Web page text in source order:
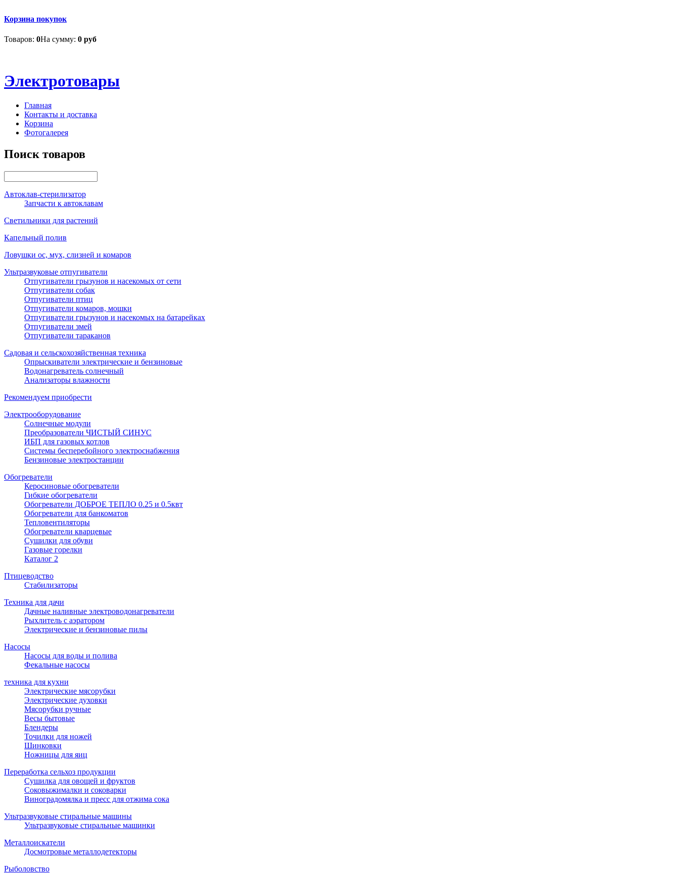
Корзина покупок
Товаров: 0На сумму: 0 руб
Электротовары
Главная
Контакты и доставка
Корзина
Фотогалерея
Поиск товаров
Автоклав-стерилизатор
Запчасти к автоклавам
Светильники для растений
Капельный полив
Ловушки ос, мух, слизней и комаров
Ультразвуковые отпугиватели
Отпугиватели грызунов и насекомых от сети
Отпугиватели собак
Отпугиватели птиц
Отпугиватели комаров, мошки
Отпугиватели грызунов и насекомых на батарейках
Отпугиватели змей
Отпугиватели тараканов
Садовая и сельскохозяйственная техника
Опрыскиватели электрические и бензиновые
Водонагреватель солнечный
Анализаторы влажности
Рекомендуем приобрести
Электрооборудование
Солнечные модули
Преобразователи ЧИСТЫЙ СИНУС
ИБП для газовых котлов
Системы бесперебойного электроснабжения
Бензиновые электростанции
Обогреватели
Керосиновые обогреватели
Гибкие обогреватели
Обогреватели ДОБРОЕ ТЕПЛО 0.25 и 0.5квт
Обогреватели для банкоматов
Тепловентиляторы
Обогреватели кварцевые
Сушилки для обуви
Газовые горелки
Каталог 2
Птицеводство
Стабилизаторы
Техника для дачи
Дачные наливные электроводонагреватели
Рыхлитель с аэратором
Электрические и бензиновые пилы
Насосы
Насосы для воды и полива
Фекальные насосы
техника для кухни
Электрические мясорубки
Электрические духовки
Мясорубки ручные
Весы бытовые
Блендеры
Точилки для ножей
Шинковки
Ножницы для яиц
Переработка сельхоз продукции
Сушилка для овощей и фруктов
Соковыжималки и соковарки
Виноградомялка и пресс для отжима сока
Ультразвуковые стиральные машины
Ультразвуковые стиральные машинки
Металлоискатели
Досмотровые металлодетекторы
Рыболовство